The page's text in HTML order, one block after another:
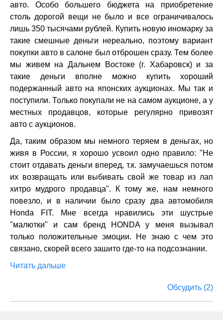
авто. Особо большего бюджета на приобретение
столь дорогой вещи не было и все ограничивалось
лишь 350 тысячами рублей. Купить новую иномарку за
такие смешные деньги нереально, поэтому вариант
покупки авто в салоне был отброшен сразу. Тем более
мы живем на Дальнем Востоке (г. Хабаровск) и за
такие деньги вполне можно купить хороший
подержанный авто на японских аукционах. Мы так и
поступили. Только покупали не на самом аукционе, а у
местных продавцов, которые регулярно привозят
авто с аукционов.
Да, таким образом мы немного теряем в деньгах, но
живя в России, я хорошо усвоил одно правило: "Не
стоит отдавать деньги вперед, т.к. замучаешься потом
их возвращать или выбивать свой же товар из лап
хитро мудрого продавца". К тому же, нам немного
повезло, и в наличии было сразу два автомобиля
Honda FIT. Мне всегда нравились эти шустрые
"малютки" и сам бренд HONDA у меня вызывал
только положительные эмоции. Не знаю с чем это
связано, скорей всего зашито где-то на подсознании.
Читать дальше
Обсудить (2)